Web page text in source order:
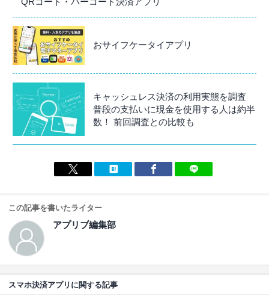
おサイフケータイアプリ
キャッシュレス決済の利用実態を調査
普段の支払いに現金を使用する人は約半
数！ 前回調査との比較も
この記事を書いたライター
アプリブ編集部
スマホ決済アプリに関する記事